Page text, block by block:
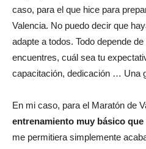
caso, para el que hice para
Valencia. No puedo decir que
adapte a todos. Todo depende
encuentres, cuál sea tu
capacitación, dedicación … Una
En mi caso, para el Maratón de
entrenamiento muy básico
me permitiera simplemente